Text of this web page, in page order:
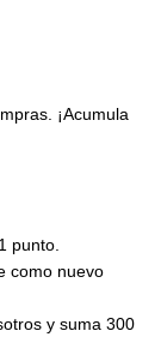
¡Acumula
punto.
como nuevo
y suma 300